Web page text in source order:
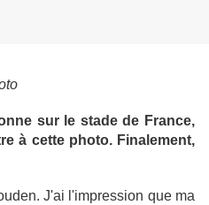
sur le stade de France,
à cette photo. Finalement,
J'ai l'impression que ma